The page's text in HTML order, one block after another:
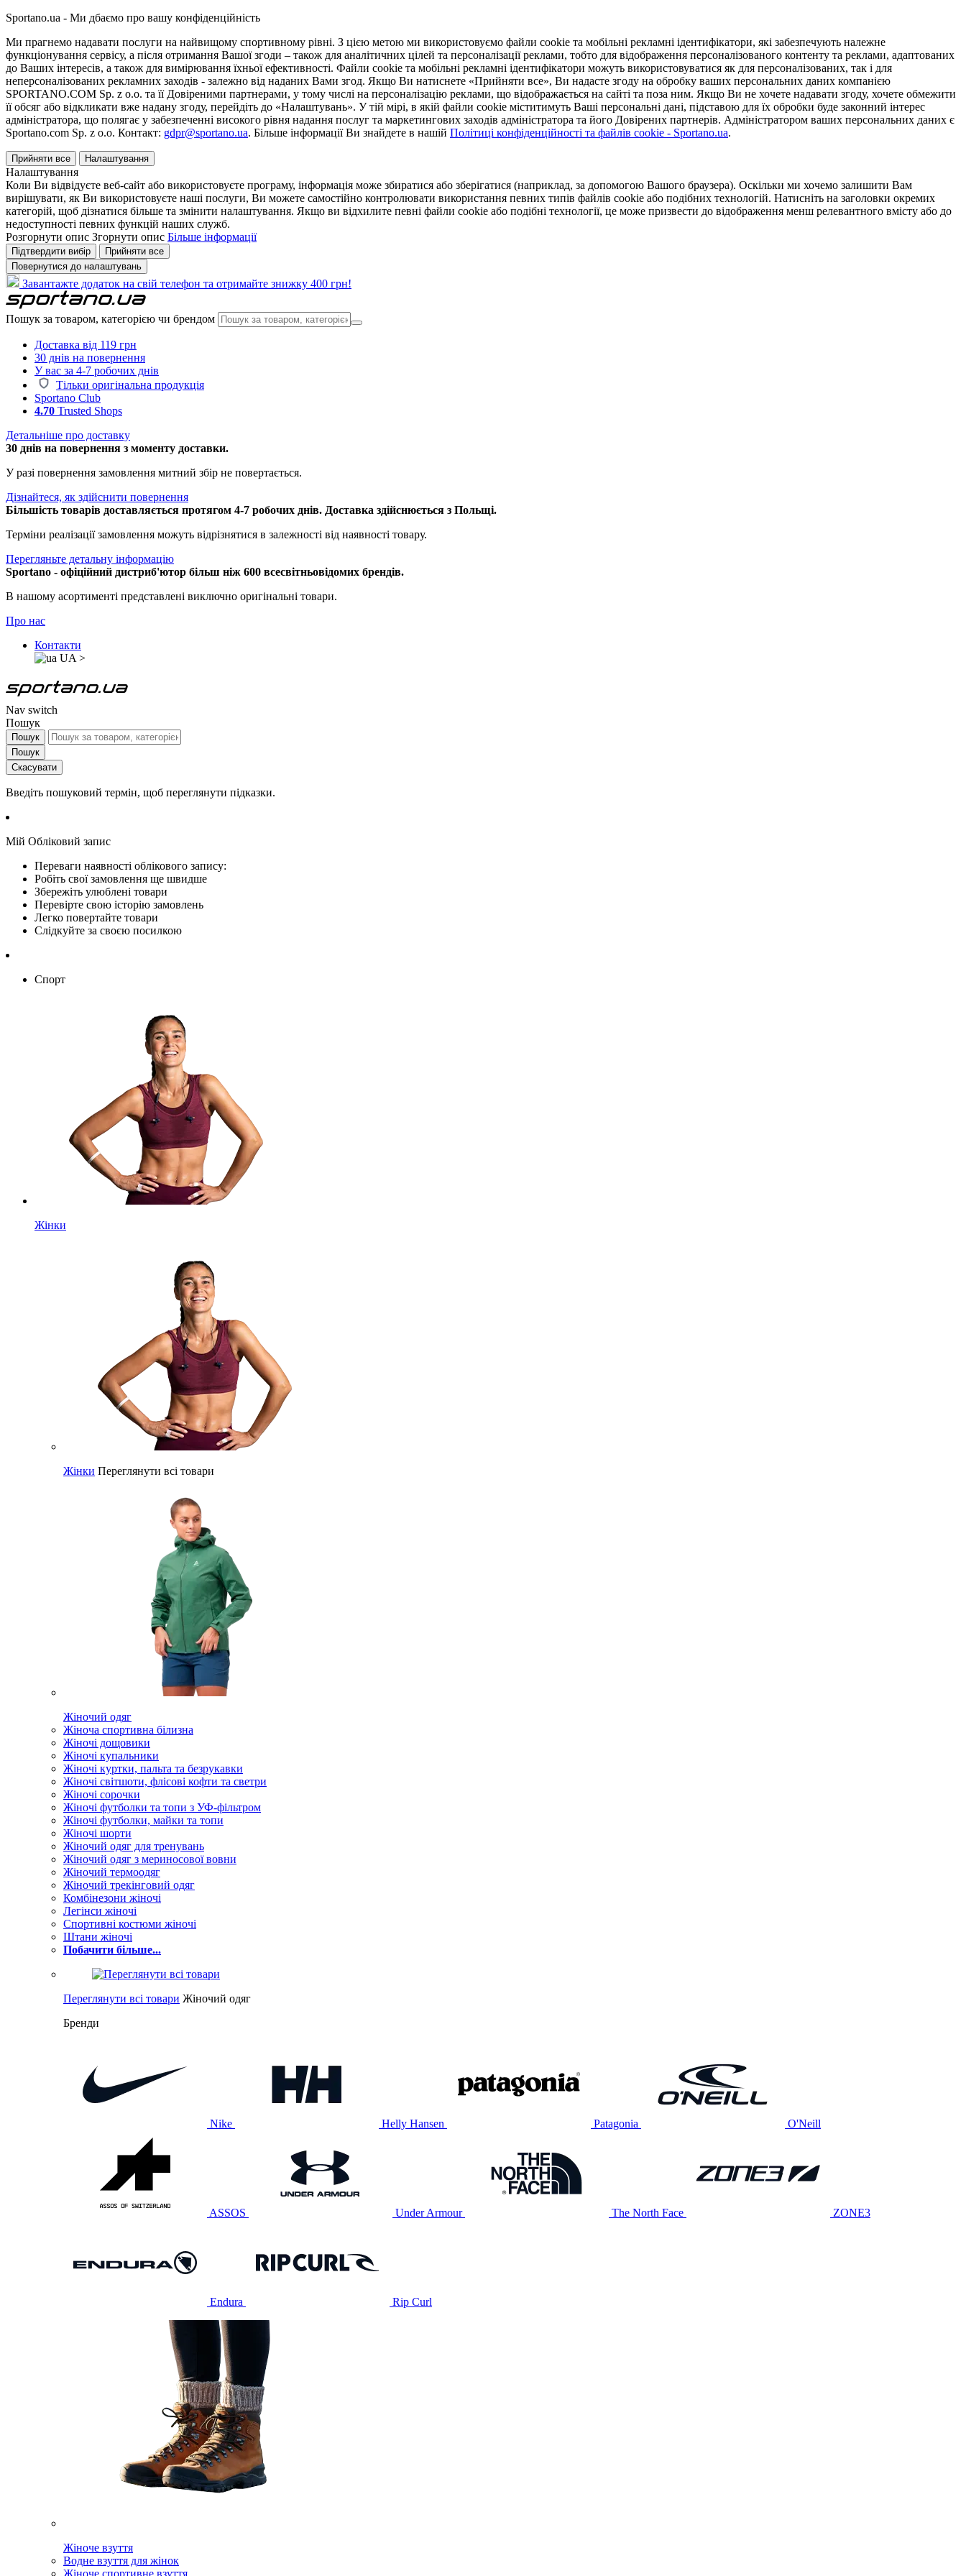
Sportano.ua - Ми дбаємо про вашу конфіденційність
Ми прагнемо надавати послуги на найвищому спортивному рівні. З цією метою ми використовуємо файли cookie та мобільні рекламні ідентифікатори, які забезпечують належне
функціонування сервісу, а після отримання Вашої згоди – також для аналітичних цілей та персоналізації реклами, тобто для відображення персоналізованого контенту та реклами, адаптованих
до Ваших інтересів, а також для вимірювання їхньої ефективності. Файли cookie та мобільні рекламні ідентифікатори можуть використовуватися як для персоналізованих, так і для
неперсоналізованих рекламних заходів - залежно від наданих Вами згод. Якщо Ви натиснете «Прийняти все», Ви надасте згоду на обробку ваших персональних даних компанією
SPORTANO.COM Sp. z o.o. та її Довіреними партнерами, у тому числі на персоналізацію реклами, що відображається на сайті та поза ним. Якщо Ви не хочете надавати згоду, хочете обмежити
її обсяг або відкликати вже надану згоду, перейдіть до «Налаштувань». У тій мірі, в якій файли cookie міститимуть Ваші персональні дані, підставою для їх обробки буде законний інтерес
адміністратора, що полягає у забезпеченні високого рівня надання послуг та маркетингових заходів адміністратора та його Довірених партнерів. Адміністратором ваших персональних даних є
Sportano.com Sp. z o.o. Контакт: gdpr@sportano.ua. Більше інформації Ви знайдете в нашій Політиці конфіденційності та файлів cookie - Sportano.ua.
Прийняти все Налаштування
Налаштування
Коли Ви відвідуєте веб-сайт або використовуєте програму, інформація може збиратися або зберігатися (наприклад, за допомогою Вашого браузера). Оскільки ми хочемо залишити Вам
вирішувати, як Ви використовуєте наші послуги, Ви можете самостійно контролювати використання певних типів файлів cookie або подібних технологій. Натисніть на заголовки окремих
категорій, щоб дізнатися більше та змінити налаштування. Якщо ви відхилите певні файли cookie або подібні технології, це може призвести до відображення менш релевантного вмісту або до
недоступності певних функцій наших служб.
Розгорнути опис Згорнути опис Більше інформації
Підтвердити вибір
Прийняти все
Повернутися до налаштувань
Завантажте додаток на свій телефон та отримайте знижку 400 грн!
Пошук за товаром, категорією чи брендом
Доставка від 119 грн
30 днів на повернення
У вас за 4-7 робочих днів
Тільки оригінальна продукція
Sportano Club
4.70 Trusted Shops
Детальніше про доставку
30 днів на повернення з моменту доставки.
У разі повернення замовлення митний збір не повертається.
Дізнайтеся, як здійснити повернення
Більшість товарів доставляється протягом 4-7 робочих днів. Доставка здійснюється з Польщі.
Терміни реалізації замовлення можуть відрізнятися в залежності від наявності товару.
Перегляньте детальну інформацію
Sportano - офіційний дистриб'ютор більш ніж 600 всесвітньовідомих брендів.
В нашому асортименті представлені виключно оригінальні товари.
Про нас
Контакти
UA >
Nav switch
Пошук
Пошук
Пошук
Скасувати
Введіть пошуковий термін, щоб переглянути підказки.
Мій Обліковий запис
Переваги наявності облікового запису:
Робіть свої замовлення ще швидше
Збережіть улюблені товари
Перевірте свою історію замовлень
Легко повертайте товари
Слідкуйте за своєю посилкою
Спорт
Жінки
Жінки Переглянути всі товари
Жіночий одяг
Жіноча спортивна білизна
Жіночі дощовики
Жіночі купальники
Жіночі куртки, пальта та безрукавки
Жіночі світшоти, флісові кофти та светри
Жіночі сорочки
Жіночі футболки та топи з УФ-фільтром
Жіночі футболки, майки та топи
Жіночі шорти
Жіночий одяг для тренувань
Жіночий одяг з мериносової вовни
Жіночий термоодяг
Жіночий трекінговий одяг
Комбінезони жіночі
Легінси жіночі
Спортивні костюми жіночі
Штани жіночі
Побачити більше...
Переглянути всі товари Жіночий одяг
Бренди
Nike Helly Hansen Patagonia O'Neill
ASSOS Under Armour The North Face ZONE3
Endura Rip Curl
Жіноче взуття
Водне взуття для жінок
Жіноче спортивне взуття